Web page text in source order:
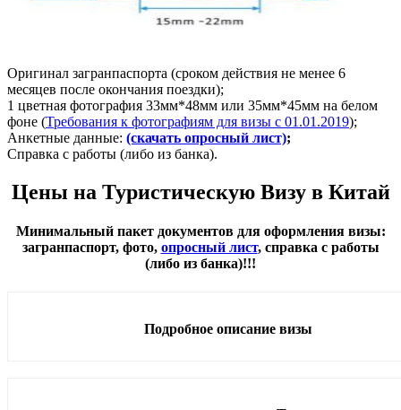
Оригинал загранпаспорта (сроком действия не менее 6
месяцев после окончания поездки);
1 цветная фотография 33мм*48мм или 35мм*45мм на белом
фоне (Требования к фотографиям для визы с 01.01.2019);
Анкетные данные: (скачать опросный лист);
Справка с работы (либо из банка).
Цены на Туристическую Визу в Китай
Минимальный пакет документов для оформления визы:
загранпаспорт, фото, опросный лист, справка с работы
(либо из банка)!!!
Подробное описание визы